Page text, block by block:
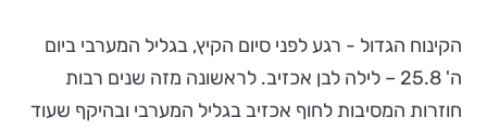
הקינוח הגדול - רגע לפני סיום הקיץ, בגליל המערבי ביום
ה' 25.8 – לילה לבן אכזיב. לראשונה מזה שנים רבות
חוזרות המסיבות לחוף אכזיב בגליל המערבי ובהיקף שעוד